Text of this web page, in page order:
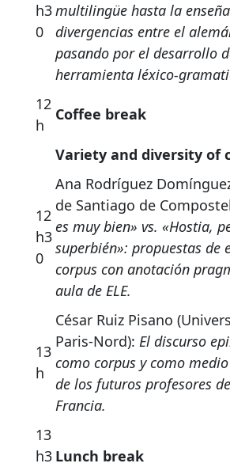
h3
0
multilingüe hasta la
divergencias entre el
pasando por el desarrollo
herramienta léxico-
12
h
Coffee break
Variety and diversity of
12
h3
0
Ana Rodríguez
de Santiago de
es muy bien» vs. «Hostia,
superbién»: propuestas de
corpus con anotación
aula de ELE.
13
h
César Ruiz Pisano
Paris-Nord): El discurso
como corpus y como
de los futuros profesores
Francia.
13
h3 Lunch break